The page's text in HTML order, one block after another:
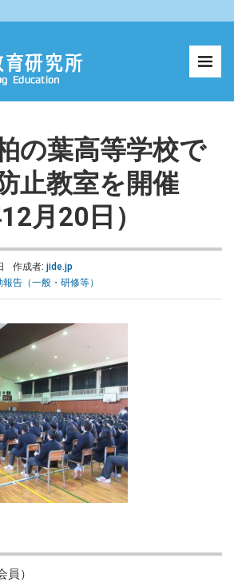
の葉高等学校で
止教室を開催
月20日）
作成者: jide.jp
報告（一般・研修等）
）